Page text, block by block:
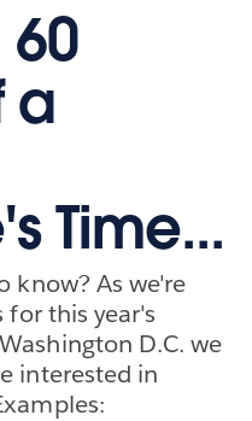
60
a
Time...
know? As we're
for this year's
D.C. we
interested in